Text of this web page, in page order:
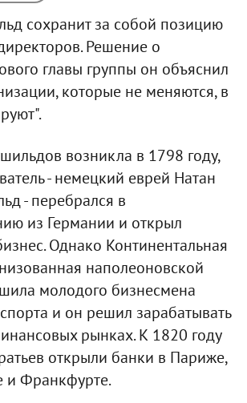
сохранит за собой позицию
Решение о
главы группы он объяснил
которые не меняются, в
возникла в 1798 году,
- немецкий еврей Натан
- перебрался в
из Германии и открыл
Однако Континентальная
наполеоновской
молодого бизнесмена
и он решил зарабатывать
рынках. К 1820 году
открыли банки в Париже,
и Франкфурте.